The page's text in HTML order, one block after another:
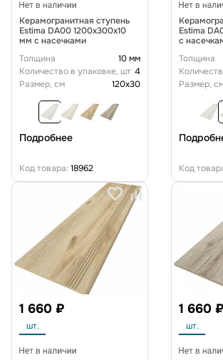
Керамогранитная ступень
Estima DA00 1200x300x10
мм с насечками
Толщина
10 мм
Количество в упаковке, шт 4
Размер, см
120x30
Подробнее
Код товара: 18962
Estima
с
Толщина
Размер,
Код
1 660 ₽
шт.
1 660 ₽
шт.